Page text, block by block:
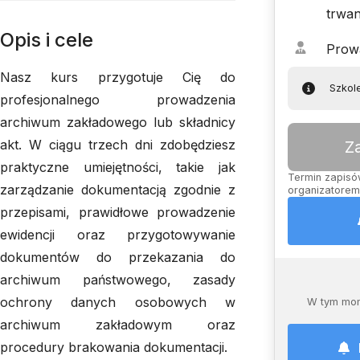
Termin
W tym
Opis i cele
Nasz kurs przygotuje Cię do
profesjonalnego prowadzenia
archiwum zakładowego lub składnicy
akt. W ciągu trzech dni zdobędziesz
praktyczne umiejętności, takie jak
zarządzanie dokumentacją zgodnie z
przepisami, prawidłowe prowadzenie
ewidencji oraz przygotowywanie
dokumentów do przekazania do
archiwum państwowego, zasady
ochrony danych osobowych w
archiwum zakładowym oraz
procedury brakowania dokumentacji.